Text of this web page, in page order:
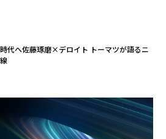
代へ――佐藤琢磨×デロイト トーマツが語るニ